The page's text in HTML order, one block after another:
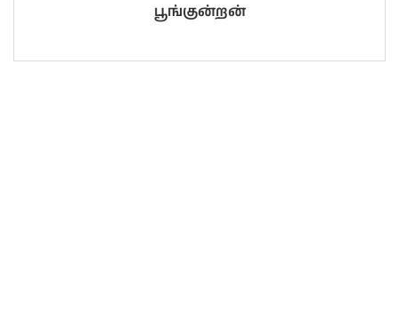
பூங்குன்றன்